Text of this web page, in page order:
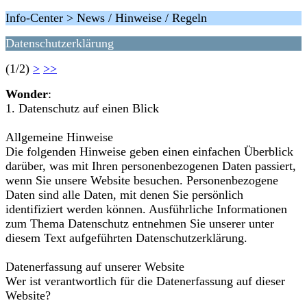
Info-Center > News / Hinweise / Regeln
Datenschutzerklärung
(1/2) > >>
Wonder:
1. Datenschutz auf einen Blick
Allgemeine Hinweise
Die folgenden Hinweise geben einen einfachen Überblick
darüber, was mit Ihren personenbezogenen Daten passiert,
wenn Sie unsere Website besuchen. Personenbezogene
Daten sind alle Daten, mit denen Sie persönlich
identifiziert werden können. Ausführliche Informationen
zum Thema Datenschutz entnehmen Sie unserer unter
diesem Text aufgeführten Datenschutzerklärung.
Datenerfassung auf unserer Website
Wer ist verantwortlich für die Datenerfassung auf dieser
Website?